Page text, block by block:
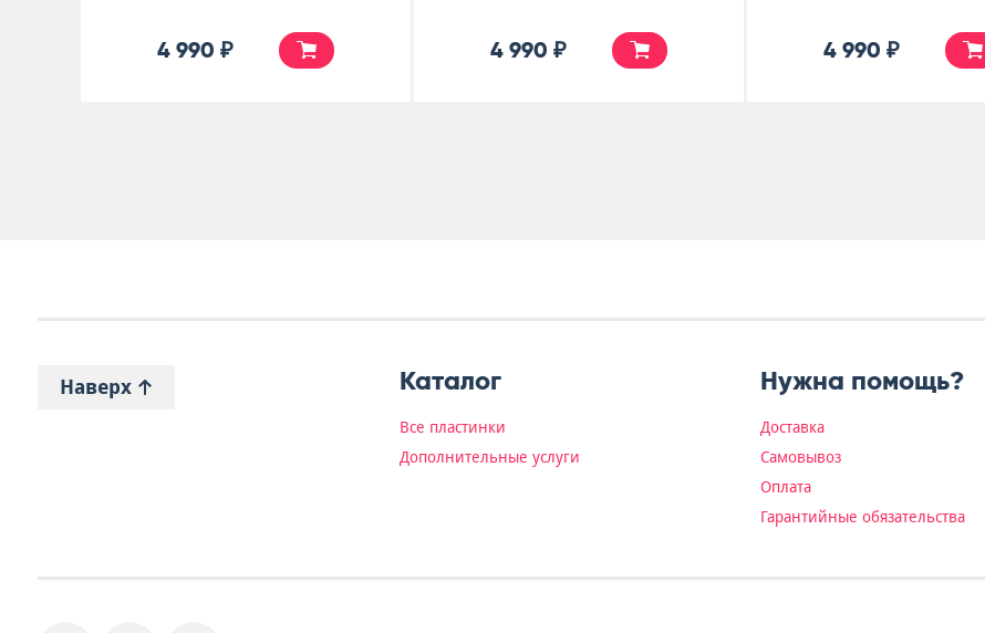
4 990 ₽ 5 900 ₽ 7 000 ₽
Наверх Каталог
Все пластинки
Дополнительные услуги
Нужна помощь?
Доставка
Самовывоз
Оплата
Гарантийные обязательства